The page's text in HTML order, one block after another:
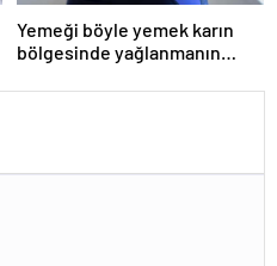
Yemeği böyle yemek karın
bölgesinde yağlanmanın